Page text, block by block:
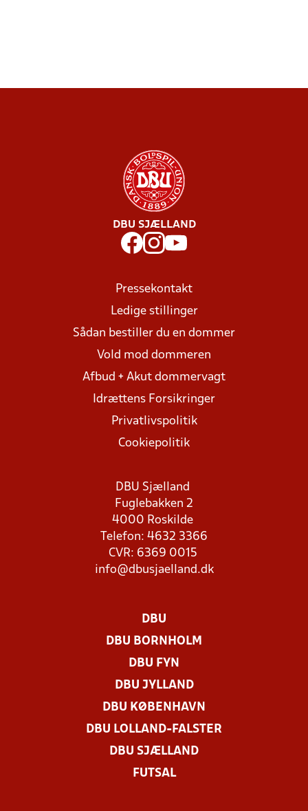
DBU SJÆLLAND
Pressekontakt
Ledige stillinger
Sådan bestiller du en dommer
Vold mod dommeren
Afbud + Akut dommervagt
Idrættens Forsikringer
Privatlivspolitik
Cookiepolitik
DBU Sjælland
Fuglebakken 2
4000 Roskilde
Telefon: 4632 3366
CVR: 6369 0015
info@dbusjaelland.dk
DBU
DBU BORNHOLM
DBU FYN
DBU JYLLAND
DBU KØBENHAVN
DBU LOLLAND-FALSTER
DBU SJÆLLAND
FUTSAL